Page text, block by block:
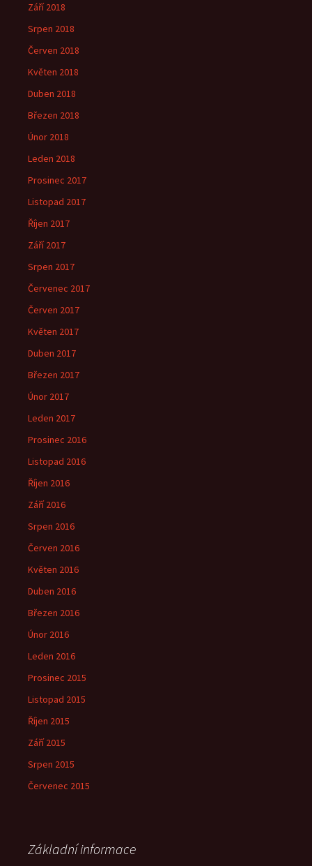
Září 2018
Srpen 2018
Červen 2018
Květen 2018
Duben 2018
Březen 2018
Únor 2018
Leden 2018
Prosinec 2017
Listopad 2017
Říjen 2017
Září 2017
Srpen 2017
Červenec 2017
Červen 2017
Květen 2017
Duben 2017
Březen 2017
Únor 2017
Leden 2017
Prosinec 2016
Listopad 2016
Říjen 2016
Září 2016
Srpen 2016
Červen 2016
Květen 2016
Duben 2016
Březen 2016
Únor 2016
Leden 2016
Prosinec 2015
Listopad 2015
Říjen 2015
Září 2015
Srpen 2015
Červenec 2015
Základní informace